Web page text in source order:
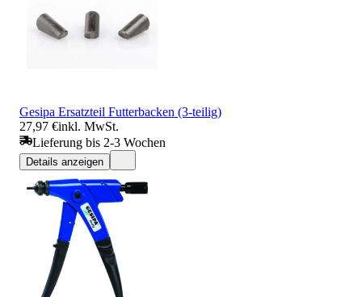
Gesipa Ersatzteil Futterbacken (3-teilig)
27,97 €inkl. MwSt.
Lieferung bis 2-3 Wochen
Details anzeigen